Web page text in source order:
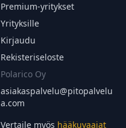
Premium-yritykset
Yrityksille
Kirjaudu
Rekisteriseloste
Polarico Oy
asiakaspalvelu@pitopalvelu
a.com
Vertaile myös hääkuvaajat